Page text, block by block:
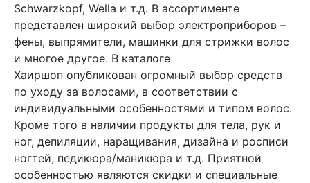
Schwarzkopf, Wella и т.д. В ассортименте
представлен широкий выбор электроприборов –
фены, выпрямители, машинки для стрижки волос
и многое другое. В каталоге
Хаиршоп опубликован огромный выбор средств
по уходу за волосами, в соответствии с
индивидуальными особенностями и типом волос.
Кроме того в наличии продукты для тела, рук и
ног, депиляции, наращивания, дизайна и росписи
ногтей, педикюра/маникюра и т.д. Приятной
особенностью являются скидки и специальные